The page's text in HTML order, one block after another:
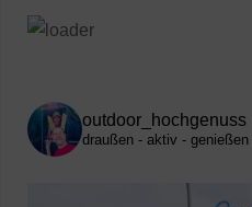
outdoor_hochgenuss
draußen - aktiv - genießen